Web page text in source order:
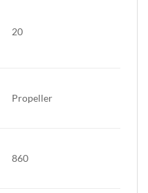
20
Propeller
860